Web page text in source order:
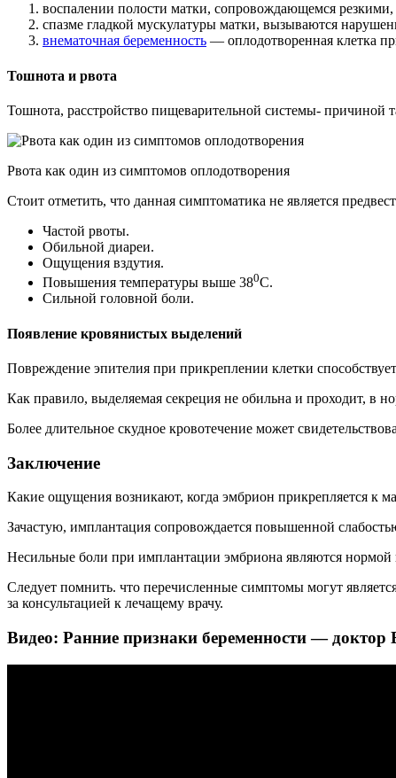
воспалении полости матки, сопровождающемся
спазме гладкой мускулатуры матки, вызываются
внематочная беременность — оплодотворенная клетка
Тошнота и рвота
Тошнота, расстройство пищеварительной системы-
Рвота как один из симптомов оплодотворения
Стоит отметить, что данная симптоматика не является
Частой рвоты.
Обильной диареи.
Ощущения вздутия.
Повышения температуры выше 380С.
Сильной головной боли.
Появление кровянистых выделений
Повреждение эпителия при прикреплении клетки
Как правило, выделяемая секреция не обильна и проходит, в
Более длительное скудное кровотечение может
Заключение
Какие ощущения возникают, когда эмбрион прикрепляется к
Зачастую, имплантация сопровождается повышенной
Несильные боли при имплантации эмбриона являются нормой
Следует помнить. что перечисленные симптомы могут
за консультацией к лечащему врачу.
Видео: Ранние признаки беременности — доктор